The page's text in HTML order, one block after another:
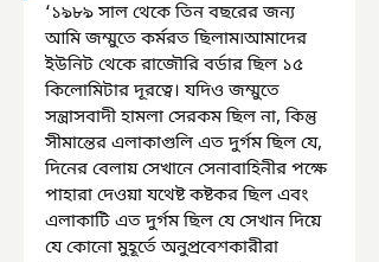
‘১৯৮৯ সাল থেকে তিন বছরের জন্য
আমি জম্মুতে কর্মরত ছিলাম৷আমাদের
ইউনিট থেকে রাজৌরি বর্ডার ছিল ১৫
কিলোমিটার দূরত্বে। যদিও জম্মুতে
সন্ত্রাসবাদী হামলা সেরকম ছিল না, কিন্তু
সীমান্তের এলাকাগুলি এত দুর্গম ছিল যে,
দিনের বেলায় সেখানে সেনাবাহিনীর পক্ষে
পাহারা দেওয়া যথেষ্ট কষ্টকর ছিল এবং
এলাকাটি এত দুর্গম ছিল যে সেখান দিয়ে
যে কোনো মুহূর্তে অনুপ্রবেশকারীরা